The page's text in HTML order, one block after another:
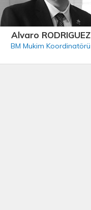
Alvaro RODRIGUEZ
BM Mukim Koordinatörü